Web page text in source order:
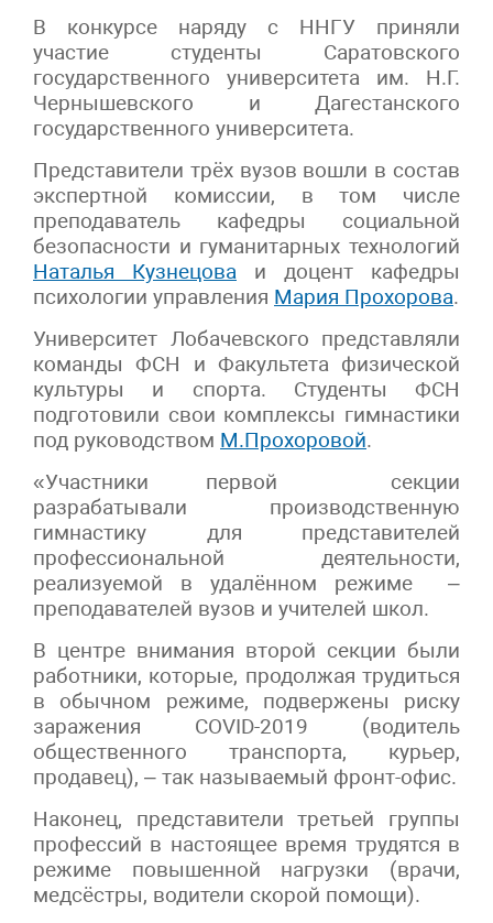
В конкурсе наряду с ННГУ приняли
участие студенты Саратовского
государственного университета им. Н.Г.
Чернышевского и Дагестанского
государственного университета.
Представители трёх вузов вошли в состав
экспертной комиссии, в том числе
преподаватель кафедры социальной
безопасности и гуманитарных технологий
Наталья Кузнецова и доцент кафедры
психологии управления Мария Прохорова.
Университет Лобачевского представляли
команды ФСН и Факультета физической
культуры и спорта. Студенты ФСН
подготовили свои комплексы гимнастики
под руководством М.Прохоровой.
«Участники первой секции
разрабатывали производственную
гимнастику для представителей
профессиональной деятельности,
реализуемой в удалённом режиме –
преподавателей вузов и учителей школ.
В центре внимания второй секции были
работники, которые, продолжая трудиться
в обычном режиме, подвержены риску
заражения COVID-2019 (водитель
общественного транспорта, курьер,
продавец), – так называемый фронт-офис.
Наконец, представители третьей группы
профессий в настоящее время трудятся в
режиме повышенной нагрузки (врачи,
медсёстры, водители скорой помощи).